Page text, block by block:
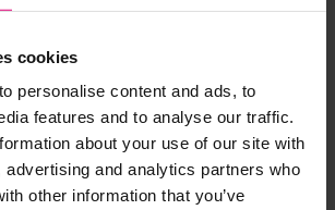
cookies
personalise content and ads, to
features and to analyse our traffic.
about your use of our site with
advertising and analytics partners who
other information that you’ve